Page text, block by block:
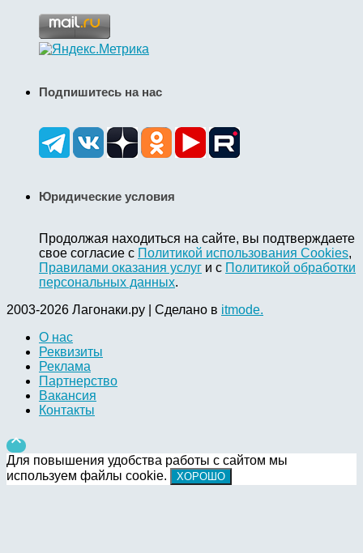
Подпишитесь на нас
Юридические условия
Продолжая находиться на сайте, вы подтверждаете
свое согласие с Политикой использования Cookies,
Правилами оказания услуг и с Политикой обработки
персональных данных.
2003-2026 Лагонаки.ру | Сделано в itmode.
О нас
Реквизиты
Реклама
Партнерство
Вакансия
Контакты

Для повышения удобства работы с сайтом мы
используем файлы cookie.
ХОРОШО